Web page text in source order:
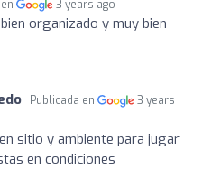
3 years ago
organizado y muy bien
Publicada en
3 years
sitio y ambiente para jugar
en condiciones